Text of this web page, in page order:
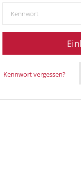
Kennwort vergessen?